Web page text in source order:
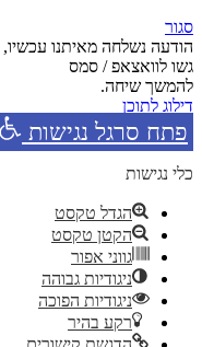
סגור
הודעה נשלחה מאיתנו עכשיו,
גשו לוואצאפ / סמס
להמשך שיחה.
דילוג לתוכן
פתח סרגל נגישות
כלי נגישות
הגדל טקסט
הקטן טקסט
גווני אפור
ניגודיות גבוהה
ניגודיות הפוכה
רקע בהיר